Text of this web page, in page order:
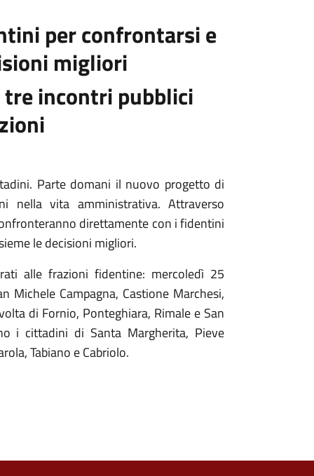
per confrontarsi e
migliori
tre incontri pubblici
Parte domani il nuovo progetto di
nella vita amministrativa. Attraverso
direttamente con i fidentini
le decisioni migliori.
alle frazioni fidentine: mercoledì 25
Michele Campagna, Castione Marchesi,
di Fornio, Ponteghiara, Rimale e San
i cittadini di Santa Margherita, Pieve
Tabiano e Cabriolo.